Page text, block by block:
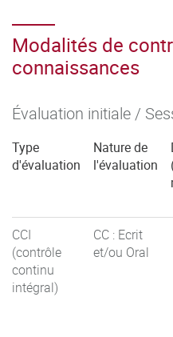
Modalités de
connaissances
Évaluation initiale /
Type
d'évaluation
Nature de
l'évaluation
CCI
(contrôle
continu
intégral)
CC : Ecrit
et/ou Oral